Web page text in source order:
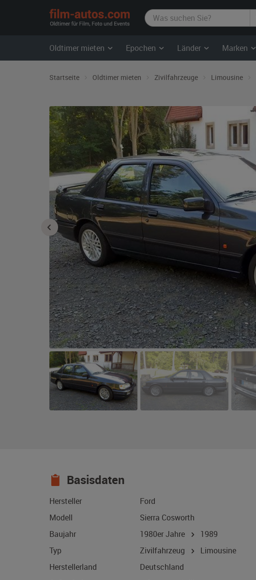
film-
autos.com
Oldtimer mieten Epochen Länder Marken
Startseite Oldtimer mieten Zivilfahrzeuge Limousine
Basisdaten
Hersteller
Ford
Modell
Sierra Cosworth
Baujahr
1980er Jahre
1989
Typ
Zivilfahrzeug
Limousine
Herstellerland
Deutschland